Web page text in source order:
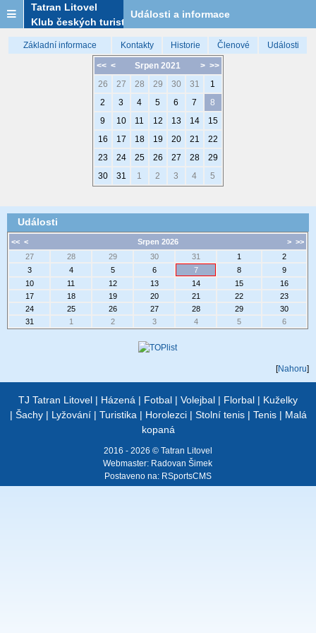
Tatran Litovel
Klub českých turistů
Události a informace
Základní informace Kontakty Historie Členové Události
<< < > >>
Srpen 2021
26
27 28 29 30 31
1
2
3 4 5 6 7
8
9
10 11 12 13 14
15
16
17 18 19 20 21
22
23
24 25 26 27 28
29
30
31 1 2 3 4 5
Události
<< < > >>
Srpen 2026
27
28 29 30 31 1
2
3
4 5 6 7 8
9
10
11 12 13 14 15
16
17
18 19 20 21 22
23
24
25 26 27 28 29
30
31
1 2 3 4 5 6
[Nahoru]
TJ Tatran Litovel | Házená | Fotbal | Volejbal | Florbal | Kuželky
| Šachy| Lyžování| Turistika | Horolezci| Stolní tenis| Tenis| Malá
kopaná
2016 - 2026 © Tatran Litovel
Webmaster: Radovan Šimek
Postaveno na: RSportsCMS